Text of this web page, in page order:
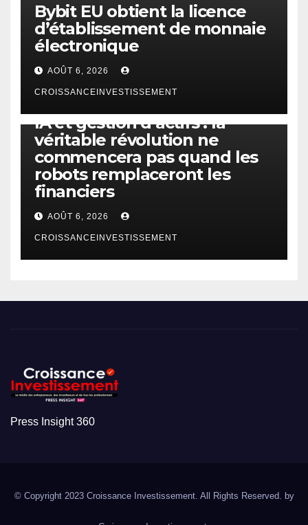
Bybit EU obtient la licence
d’établissement de monnaie
électronique
AOÛT 6, 2026
CROISSANCEINVESTISSEMENT
IA et gestion d’actifs : la
véritable révolution ne
commencera pas quand les
robots remplaceront les
financiers
AOÛT 6, 2026
CROISSANCEINVESTISSEMENT
Press Insight 360
© Copyright 2023 Croissance Investissement. All Rights Reserved. by